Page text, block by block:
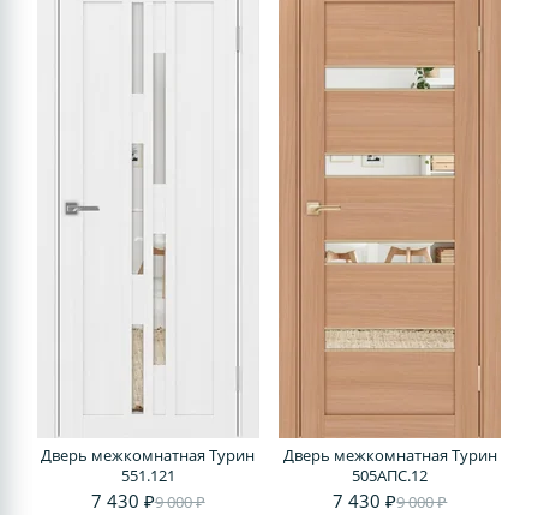
Дверь межкомнатная Турин
551.121
7 430 ₽9 000 ₽
Дверь межкомнатная Турин
505AПC.12
7 430 ₽9 000 ₽